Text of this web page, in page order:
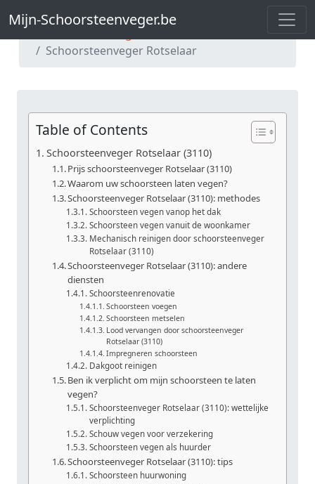
Mijn-Schoorsteenveger.be
Mijn-Schoorsteenveger.be
Schoorsteenveger Rotselaar
Table of Contents
Schoorsteenveger Rotselaar (3110)
Prijs schoorsteenveger Rotselaar (3110)
Waarom uw schoorsteen laten vegen?
Schoorsteenveger Rotselaar (3110): methodes
Schoorsteen vegen vanop het dak
Schoorsteen vegen vanuit de woonkamer
Mechanisch reinigen door schoorsteenveger
Rotselaar (3110)
Schoorsteenveger Rotselaar (3110): andere
diensten
Schoorsteenrenovatie
Schoorsteen voegen
Schoorsteen metselen
Lood vervangen door schoorsteenveger
Rotselaar (3110)
Impregneren schoorsteen
Dakgoot reinigen
Ben ik verplicht om mijn schoorsteen te laten
vegen?
Schoorsteenveger Rotselaar (3110): wettelijke
verplichting
Schouw vegen voor verzekering
Schoorsteen vegen als huurder
Schoorsteenveger Rotselaar (3110): tips
Schoorsteen huurwoning